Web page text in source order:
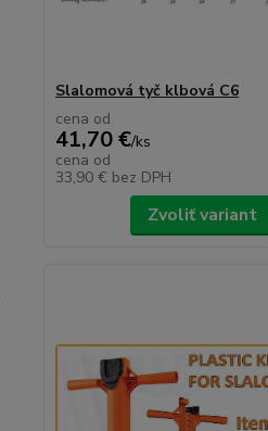
Slalomová tyč klbová C6
cena od
41,70 €/ks
cena od
33,90 € bez DPH
Zvoliť variant